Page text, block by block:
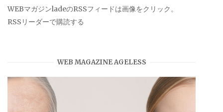
WEBマガジンladeのRSSフィードは画像をクリック。
RSSリーダーで購読する
WEB MAGAZINE AGELESS